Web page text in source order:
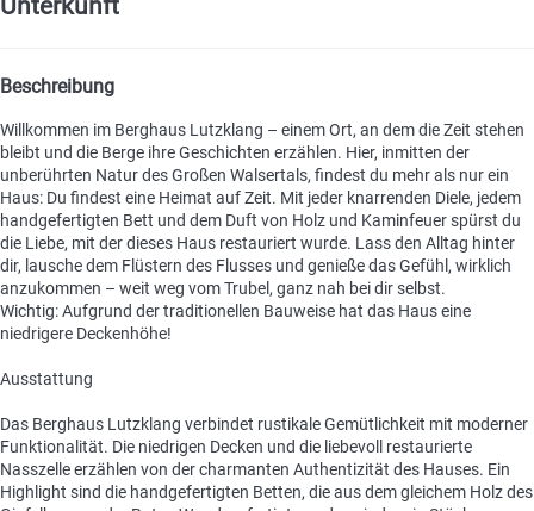
Beschreibung
Willkommen im Berghaus Lutzklang – einem Ort, an dem die Zeit stehen
bleibt und die Berge ihre Geschichten erzählen. Hier, inmitten der
unberührten Natur des Großen Walsertals, findest du mehr als nur ein
Haus: Du findest eine Heimat auf Zeit. Mit jeder knarrenden Diele, jedem
handgefertigten Bett und dem Duft von Holz und Kaminfeuer spürst du
die Liebe, mit der dieses Haus restauriert wurde. Lass den Alltag hinter
dir, lausche dem Flüstern des Flusses und genieße das Gefühl, wirklich
anzukommen – weit weg vom Trubel, ganz nah bei dir selbst.
Wichtig: Aufgrund der traditionellen Bauweise hat das Haus eine
niedrigere Deckenhöhe!
Ausstattung
Das Berghaus Lutzklang verbindet rustikale Gemütlichkeit mit moderner
Funktionalität. Die niedrigen Decken und die liebevoll restaurierte
Nasszelle erzählen von der charmanten Authentizität des Hauses. Ein
Highlight sind die handgefertigten Betten, die aus dem gleichem Holz des